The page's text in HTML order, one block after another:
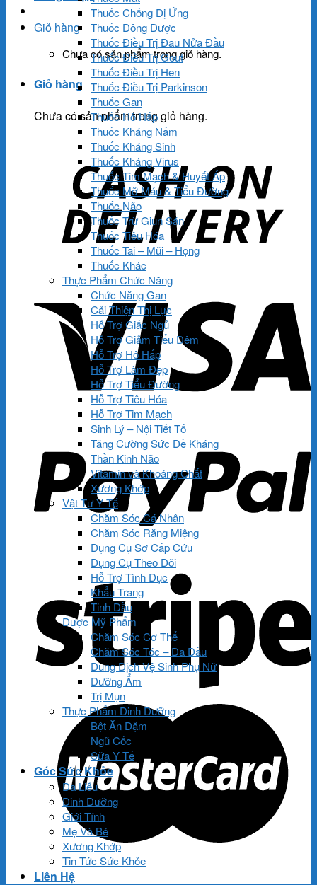
Giỏ hàng
Chưa có sản phẩm trong giỏ hàng.
Giỏ hàng
Chưa có sản phẩm trong giỏ hàng.
Thuốc Chống Dị Ứng
Thuốc Đông Dược
Thuốc Điều Trị Đau Nửa Đầu
Thuốc Điều Trị Gout
Thuốc Điều Trị Hen
Thuốc Điều Trị Parkinson
Thuốc Gan
Thuốc Hô Hấp
Thuốc Kháng Nấm
Thuốc Kháng Sinh
Thuốc Kháng Virus
Thuốc Tim Mạch & Huyết Áp
Thuốc Mỡ Máu & Tiểu Đường
Thuốc Não
Thuốc Trừ Giun Sán
Thuốc Tiêu Hóa
Thuốc Tai – Mũi – Họng
Thuốc Khác
Thực Phẩm Chức Năng
Chức Năng Gan
Cải Thiện Thị Lực
Hỗ Trợ Giấc Ngủ
Hỗ Trợ Giảm Tiểu Đêm
Hỗ Trợ Hô Hấp
Hỗ Trợ Làm Đẹp
Hỗ Trợ Tiểu Đường
Hỗ Trợ Tiêu Hóa
Hỗ Trợ Tim Mạch
Sinh Lý – Nội Tiết Tố
Tăng Cường Sức Đề Kháng
Thần Kinh Não
Vitamin và Khoáng Chất
Xương Khớp
Vật Tư Y Tế
Chăm Sóc Cá Nhân
Chăm Sóc Răng Miệng
Dụng Cụ Sơ Cấp Cứu
Dụng Cụ Theo Dõi
Hỗ Trợ Tình Dục
Khẩu Trang
Tinh Dầu
Dược Mỹ Phẩm
Chăm Sóc Cơ Thể
Chăm Sóc Tóc – Da Đầu
Dung Dịch Vệ Sinh Phụ Nữ
Dưỡng Ẩm
Trị Mụn
Thực Phẩm Dinh Dưỡng
Bột Ăn Dặm
Ngũ Cốc
Sữa Y Tế
Góc Sức Khỏe
Da Liễu
Dinh Dưỡng
Giới Tính
Mẹ Và Bé
Xương Khớp
Tin Tức Sức Khỏe
Liên Hệ